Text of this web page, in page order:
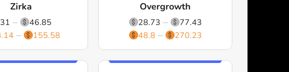
Zirka
31
46.85
155.58
Overgrowth
28.73
77.43
48.8
270.23